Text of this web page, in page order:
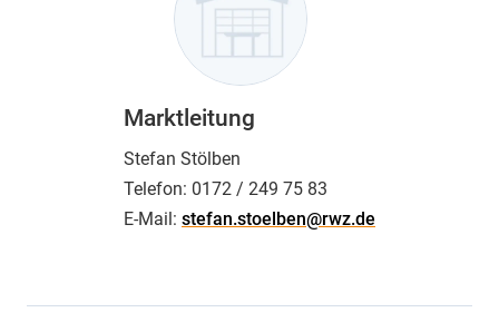
Marktleitung
Stefan Stölben
Telefon: 0172 / 249 75 83
E-Mail: stefan.stoelben@rwz.de